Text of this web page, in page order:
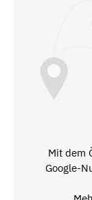
Mit dem
Google-